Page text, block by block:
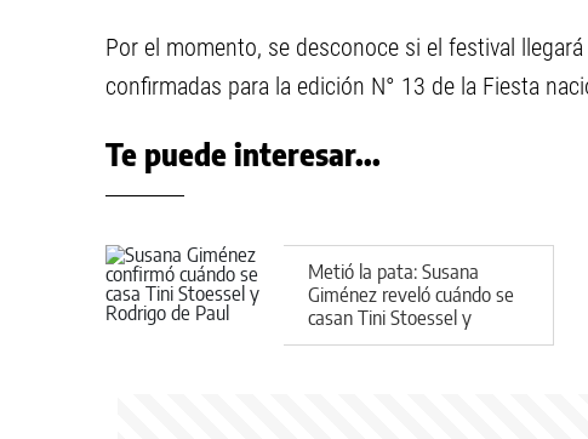
Por el momento, se desconoce si el festival
confirmadas para la edición N° 13 de la Fiesta
Te puede interesar...
Metió la pata: Susana
Giménez reveló cuándo se
casan Tini Stoessel y
Rodrigo de Paul